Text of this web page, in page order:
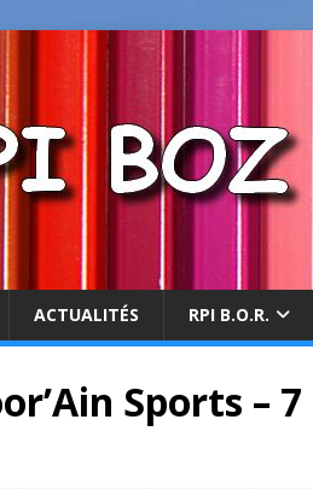
ACTUALITÉS RPI B.O.R.
Sports –